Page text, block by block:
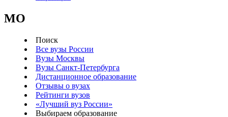
MO
Поиск
Все вузы России
Вузы Москвы
Вузы Санкт-Петербурга
Дистанционное образование
Отзывы о вузах
Рейтинги вузов
«Лучший вуз России»
Выбираем образование